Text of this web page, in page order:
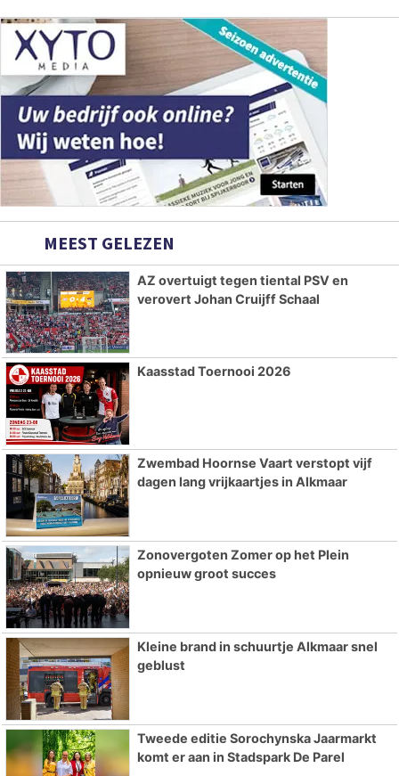
MEEST GELEZEN
AZ overtuigt tegen tiental PSV en
verovert Johan Cruijff Schaal
Kaasstad Toernooi 2026
Zwembad Hoornse Vaart verstopt vijf
dagen lang vrijkaartjes in Alkmaar
Zonovergoten Zomer op het Plein
opnieuw groot succes
Kleine brand in schuurtje Alkmaar snel
geblust
Tweede editie Sorochynska Jaarmarkt
komt er aan in Stadspark De Parel